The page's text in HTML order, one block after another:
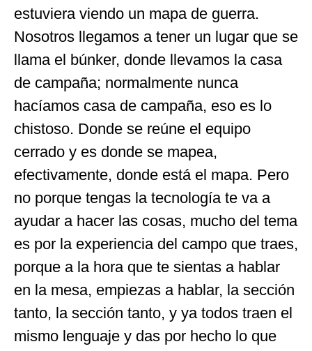
estuviera viendo un mapa de guerra.
Nosotros llegamos a tener un lugar que se
llama el búnker, donde llevamos la casa
de campaña; normalmente nunca
hacíamos casa de campaña, eso es lo
chistoso. Donde se reúne el equipo
cerrado y es donde se mapea,
efectivamente, donde está el mapa. Pero
no porque tengas la tecnología te va a
ayudar a hacer las cosas, mucho del tema
es por la experiencia del campo que traes,
porque a la hora que te sientas a hablar
en la mesa, empiezas a hablar, la sección
tanto, la sección tanto, y ya todos traen el
mismo lenguaje y das por hecho lo que